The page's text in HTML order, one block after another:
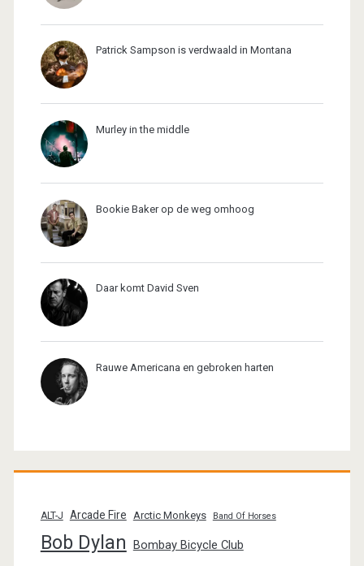
Patrick Sampson is verdwaald in Montana
Murley in the middle
Bookie Baker op de weg omhoog
Daar komt David Sven
Rauwe Americana en gebroken harten
ALT-J Arcade Fire Arctic Monkeys Band Of Horses
Bob Dylan Bombay Bicycle Club